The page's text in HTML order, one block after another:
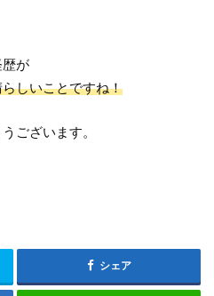
が
しいことですね！
ございます。
シェア